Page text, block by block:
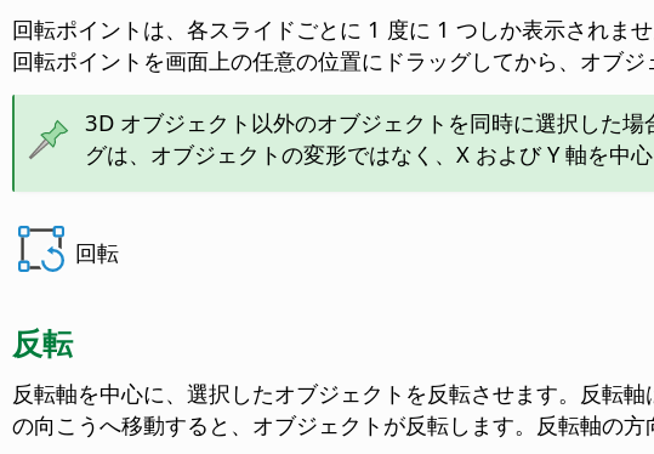
回転ポイントは、各スライドごとに 1 度に 1 つしか表示されま
回転ポイントを画面上の任意の位置にドラッグしてから、オブジ
3D オブジェクト以外のオブジェクトを同時に選択した
グは、オブジェクトの変形ではなく、X および Y 軸を中
回転
反転
反転軸を中心に、選択したオブジェクトを反転させます。反転
の向こうへ移動すると、オブジェクトが反転します。反転軸の